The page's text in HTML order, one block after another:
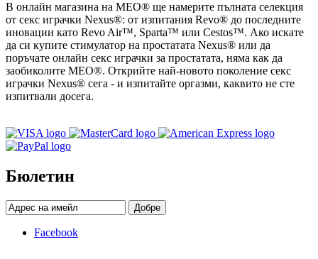
В онлайн магазина на MEO® ще намерите пълната селекция
от секс играчки Nexus®: от изпитания Revo® до последните
иновации като Revo Air™, Sparta™ или Cestos™. Ако искате
да си купите стимулатор на простатата Nexus® или да
поръчате онлайн секс играчки за простатата, няма как да
заобиколите MEO®. Открийте най-новото поколение секс
играчки Nexus® сега - и изпитайте оргазми, каквито не сте
изпитвали досега.
Бюлетин
Добре
Facebook